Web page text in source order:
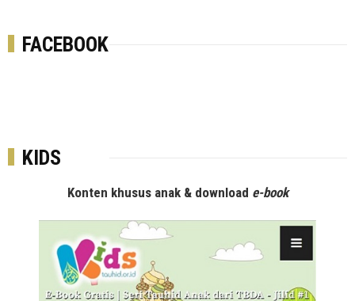
FACEBOOK
KIDS
Konten khusus anak & download e-book